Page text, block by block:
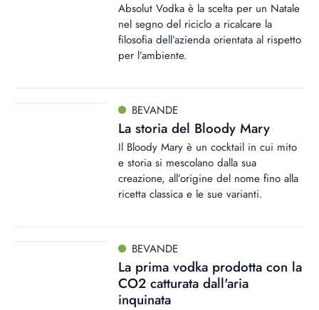
Absolut Vodka è la scelta per un Natale
nel segno del riciclo a ricalcare la
filosofia dell’azienda orientata al rispetto
per l’ambiente.
BEVANDE
La storia del Bloody Mary
Il Bloody Mary è un cocktail in cui mito
e storia si mescolano dalla sua
creazione, all’origine del nome fino alla
ricetta classica e le sue varianti.
BEVANDE
La prima vodka prodotta con la
CO2 catturata dall'aria
inquinata